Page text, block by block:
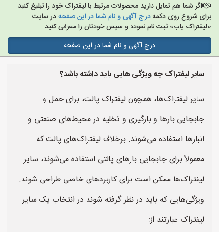
اگر شما هم تمایل دارید محصولات مرتبط با لیفتراک خود را تبلیغ کنید
برای شروع روی دکمهدرج آگهی و نام شما در این صفحهدر سایت
«لیفتراک یاب» ثبت نام نموده و سپس خودتان را معرفی کنید.
درج آگهی و نام شما در این صفحه
سایر لیفتراک چه ویژگی هایی باید داشته باشد؟
سایر لیفتراک‌ها، همچون لیفتراک پالت، برای حمل و
جابجایی بارها و بارگیری و تخلیه در محیط‌های صنعتی و
انبارها استفاده می‌شوند. برخلاف لیفتراک‌های پالت که
معمولاً برای جابجایی بارهای پالتی استفاده می‌شوند، سایر
لیفتراک‌ها ممکن است برای کاربردهای خاصی طراحی شوند.
ویژگی‌هایی که باید در نظر گرفته شوند در انتخاب یک سایر
لیفتراک عبارتند از: